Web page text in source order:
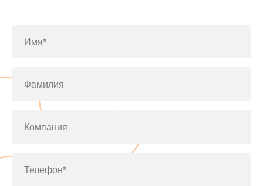
Имя*
Фамилия
Компания
Телефон*